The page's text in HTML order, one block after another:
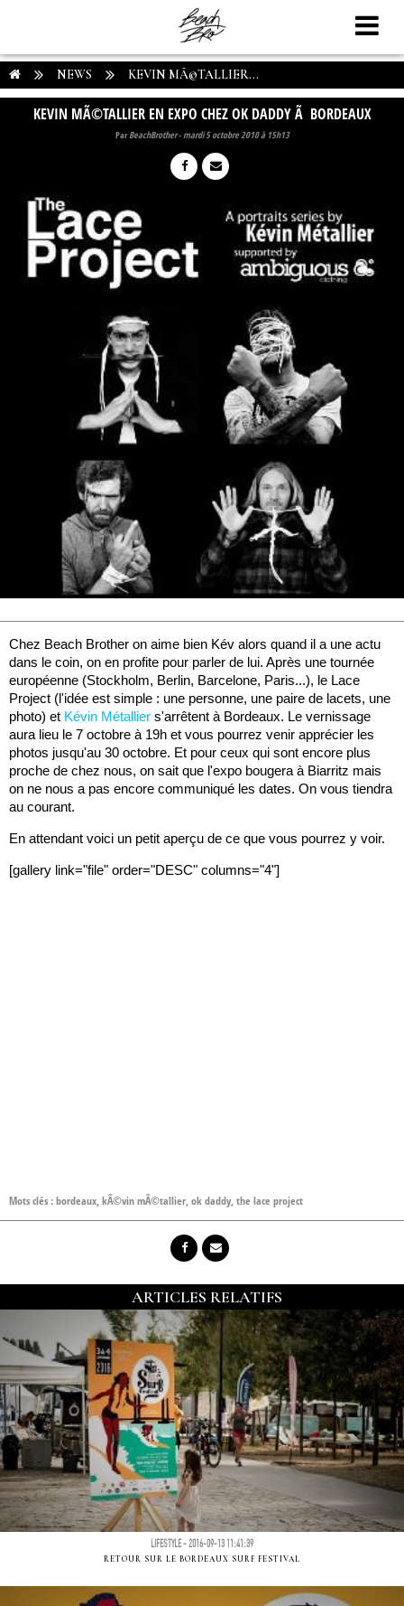
NEWS KEVIN MÃ©TALLIER...
KEVIN MÃ©TALLIER EN EXPO CHEZ OK DADDY Ã BORDEAUX
ParBeachBrother-mardi 5 octobre 2010 à 15h13
Chez Beach Brother on aime bien Kév alors quand il a une actu
dans le coin, on en profite pour parler de lui. Après une tournée
européenne (Stockholm, Berlin, Barcelone, Paris...), le Lace
Project (l'idée est simple : une personne, une paire de lacets, une
photo) et Kévin Métallier s'arrêtent à Bordeaux. Le vernissage
aura lieu le 7 octobre à 19h et vous pourrez venir apprécier les
photos jusqu'au 30 octobre. Et pour ceux qui sont encore plus
proche de chez nous, on sait que l'expo bougera à Biarritz mais
on ne nous a pas encore communiqué les dates. On vous tiendra
au courant.
En attendant voici un petit aperçu de ce que vous pourrez y voir.
[gallery link="file" order="DESC" columns="4"]
Mots clés :bordeaux,kÃ©vin mÃ©tallier,ok daddy,the lace project
ARTICLES RELATIFS
LIFESTYLE - 2016-09-13 11:41:39
RETOUR SUR LE BORDEAUX SURF FESTIVAL